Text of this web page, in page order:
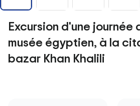
Excursion d'une journée
musée égyptien, à la
bazar Khan Khalili